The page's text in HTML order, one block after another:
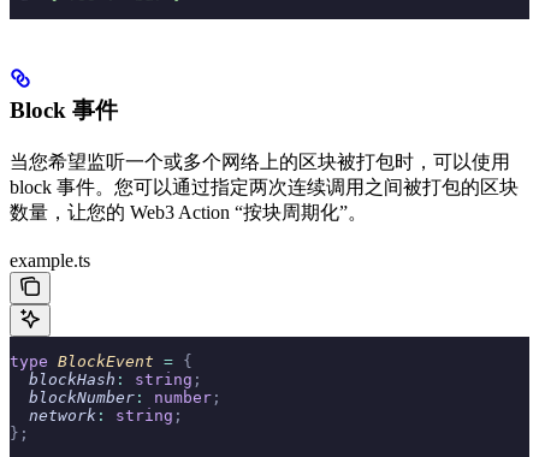
Block 事件
当您希望监听一个或多个网络上的区块被打包时，可以使用
block 事件。您可以通过指定两次连续调用之间被打包的区块
数量，让您的 Web3 Action “按块周期化”。
example.ts
type BlockEvent = {
  blockHash
: string ;
  blockNumber
: number ;
  network
: string ;
};